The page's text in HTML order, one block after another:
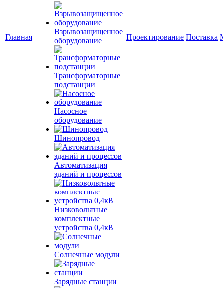
Главная
Взрывозащищенное
оборудование
Трансформаторные
подстанции
Насосное
оборудование
Шинопровод
Автоматизация
зданий и процессов
Низковольтные
комплектные
устройства 0,4кВ
Солнечные модули
Зарядные станции
Проектирование Поставка